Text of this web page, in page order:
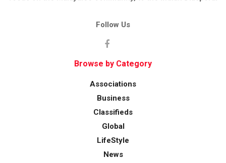
Follow Us
Browse by Category
Associations
Business
Classifieds
Global
LifeStyle
News